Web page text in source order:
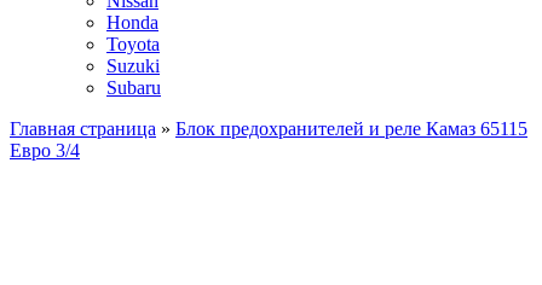
Honda
Toyota
Suzuki
Subaru
Главная страница » Блок предохранителей и реле Камаз 65115
Евро 3/4